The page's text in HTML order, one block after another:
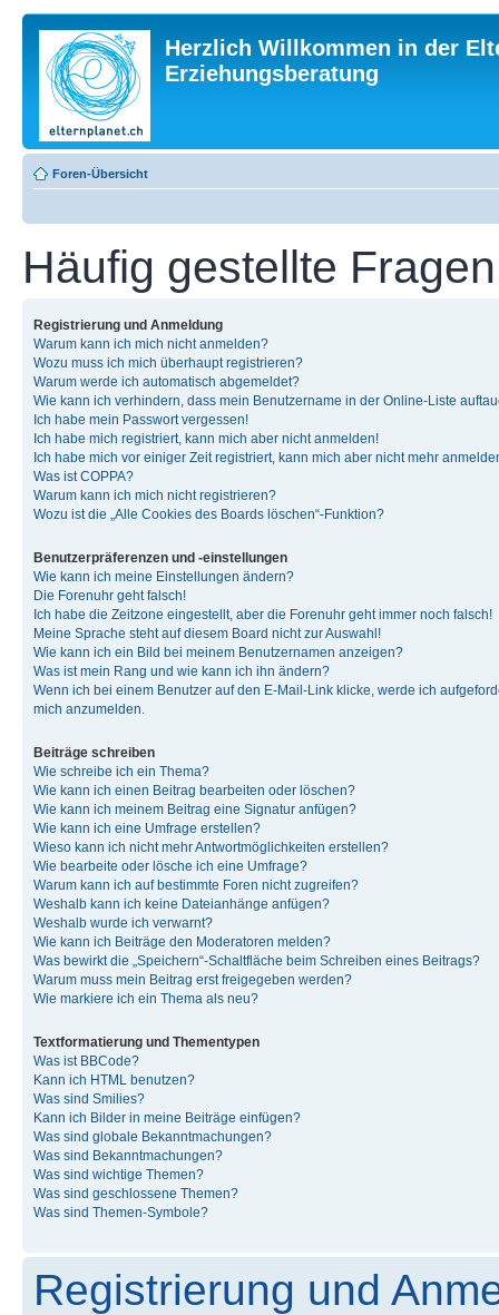
Herzlich Willkommen in der
Erziehungsberatung
Foren-Übersicht
Häufig gestellte Fragen
Registrierung und Anmeldung
Warum kann ich mich nicht anmelden?
Wozu muss ich mich überhaupt registrieren?
Warum werde ich automatisch abgemeldet?
Wie kann ich verhindern, dass mein Benutzername in der Online-Liste
Ich habe mein Passwort vergessen!
Ich habe mich registriert, kann mich aber nicht anmelden!
Ich habe mich vor einiger Zeit registriert, kann mich aber nicht mehr
Was ist COPPA?
Warum kann ich mich nicht registrieren?
Wozu ist die „Alle Cookies des Boards löschen“-Funktion?
Benutzerpräferenzen und -einstellungen
Wie kann ich meine Einstellungen ändern?
Die Forenuhr geht falsch!
Ich habe die Zeitzone eingestellt, aber die Forenuhr geht immer noch falsch!
Meine Sprache steht auf diesem Board nicht zur Auswahl!
Wie kann ich ein Bild bei meinem Benutzernamen anzeigen?
Was ist mein Rang und wie kann ich ihn ändern?
Wenn ich bei einem Benutzer auf den E-Mail-Link klicke, werde ich
mich anzumelden.
Beiträge schreiben
Wie schreibe ich ein Thema?
Wie kann ich einen Beitrag bearbeiten oder löschen?
Wie kann ich meinem Beitrag eine Signatur anfügen?
Wie kann ich eine Umfrage erstellen?
Wieso kann ich nicht mehr Antwortmöglichkeiten erstellen?
Wie bearbeite oder lösche ich eine Umfrage?
Warum kann ich auf bestimmte Foren nicht zugreifen?
Weshalb kann ich keine Dateianhänge anfügen?
Weshalb wurde ich verwarnt?
Wie kann ich Beiträge den Moderatoren melden?
Was bewirkt die „Speichern“-Schaltfläche beim Schreiben eines Beitrags?
Warum muss mein Beitrag erst freigegeben werden?
Wie markiere ich ein Thema als neu?
Textformatierung und Thementypen
Was ist BBCode?
Kann ich HTML benutzen?
Was sind Smilies?
Kann ich Bilder in meine Beiträge einfügen?
Was sind globale Bekanntmachungen?
Was sind Bekanntmachungen?
Was sind wichtige Themen?
Was sind geschlossene Themen?
Was sind Themen-Symbole?
Registrierung und